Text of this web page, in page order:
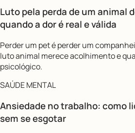
Luto pela perda de um animal
quando a dor é real e válida
Perder um pet é perder um
luto animal merece acolhimento e
psicológico.
SAÚDE MENTAL
Ansiedade no trabalho: como
sem se esgotar